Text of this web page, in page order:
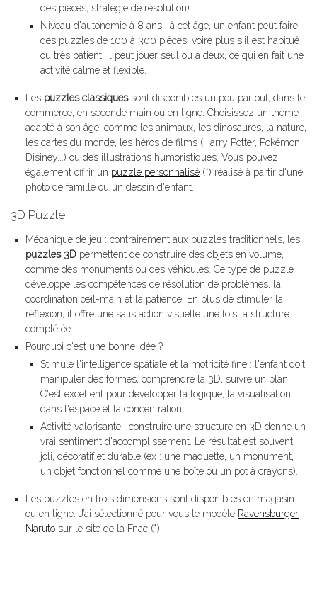
des pièces, stratégie de résolution).
Niveau d'autonomie à 8 ans : à cet âge, un enfant peut faire
des puzzles de 100 à 300 pièces, voire plus s'il est habitué
ou très patient. Il peut jouer seul ou à deux, ce qui en fait une
activité calme et flexible.
Les puzzles classiquessont disponibles un peu partout, dans le
commerce, en seconde main ou en ligne. Choisissez un thème
adapté à son âge, comme les animaux, les dinosaures, la nature,
les cartes du monde, les héros de films (Harry Potter, Pokémon,
Disiney...) ou des illustrations humoristiques. Vous pouvez
également offrir un puzzle personnalisé (*) réalisé à partir d'une
photo de famille ou un dessin d'enfant.
3D Puzzle
Mécanique de jeu : contrairement aux puzzles traditionnels, les
puzzles 3D permettent de construire des objets en volume,
comme des monuments ou des véhicules. Ce type de puzzle
développe les compétences de résolution de problèmes, la
coordination œil-main et la patience. En plus de stimuler la
réflexion, il offre une satisfaction visuelle une fois la structure
complétée.
Pourquoi c'est une bonne idée ?
Stimule l'intelligence spatiale et la motricité fine : l'enfant doit
manipuler des formes, comprendre la 3D, suivre un plan.
C'est excellent pour développer la logique, la visualisation
dans l'espace et la concentration.
Activité valorisante : construire une structure en 3D donne un
vrai sentiment d'accomplissement. Le résultat est souvent
joli, décoratif et durable (ex : une maquette, un monument,
un objet fonctionnel comme une boîte ou un pot à crayons).
Les puzzles en trois dimensions sont disponibles en magasin
ou en ligne. J’ai sélectionné pour vous le modèle Ravensburger
Naruto sur le site de la Fnac (*).